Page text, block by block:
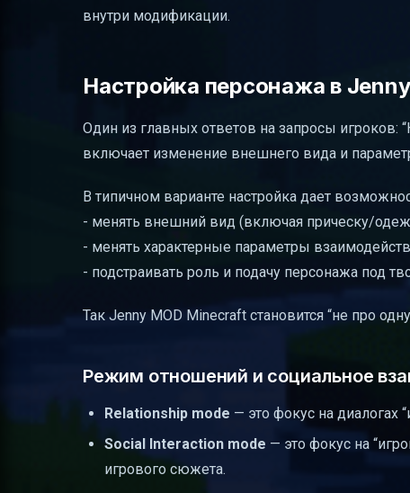
внутри модификации.
Настройка персонажа в
Один из главных ответов на запросы игроков:
включает изменение внешнего вида и
В типичном варианте настройка дает
- менять внешний вид (включая прическу/
- менять характерные параметры
- подстраивать роль и подачу персонажа под
Так Jenny MOD Minecraft становится “не про
Режим отношений и социальное
Relationship mode — это фокус на диалогах
Social Interaction mode — это фокус на
игрового сюжета.